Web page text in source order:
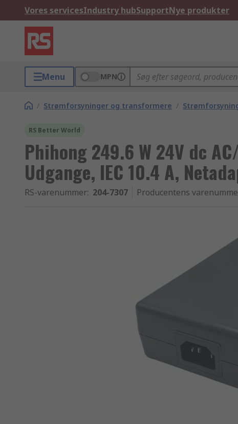
Vores servicesIndustry hubSupportNye produkter
Menu MPN
/ Strømforsyninger og transformere /
RS Better World
Phihong 249.6 W 24V dc
Udgange, IEC 10.4 A,
RS-varenummer: 204-7307 Producentens